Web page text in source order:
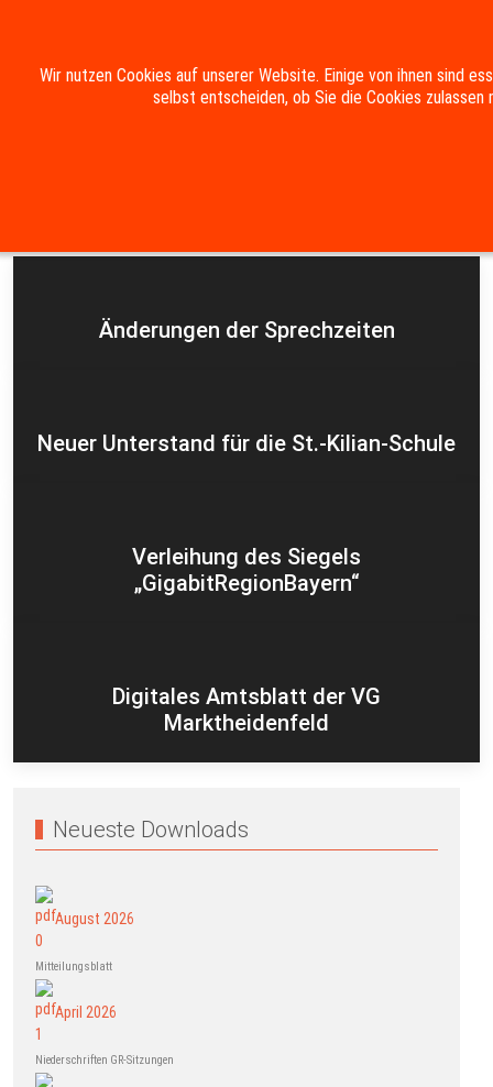
Impressum Datenschutzerklärung
Änderungen der Sprechzeiten
Neuer Unterstand für die St.-Kilian-Schule
Verleihung des Siegels
„GigabitRegionBayern“
Digitales Amtsblatt der VG
Marktheidenfeld
Neueste Downloads
August 2026
Mitteilungsblatt
April 2026
Niederschriften GR-Sitzungen
Wir nutzen Cookies auf unserer Website. Einige von ihnen sind
selbst entscheiden, ob Sie die Cookies